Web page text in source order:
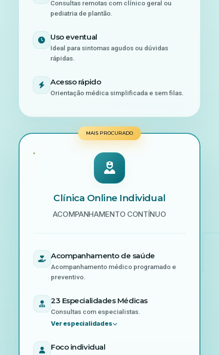
Consultas remotas com clínico geral ou
pediatria de plantão.
Uso eventual
Ideal para sintomas agudos ou dúvidas
rápidas.
Acesso rápido
Orientação médica simplificada e sem filas.
MAIS PROCURADO
Clínica Online Individual
ACOMPANHAMENTO CONTÍNUO
Acompanhamento de saúde
Acompanhamento médico programado e
preventivo.
23 Especialidades Médicas
Consultas com especialistas.
Ver especialidades
Foco individual